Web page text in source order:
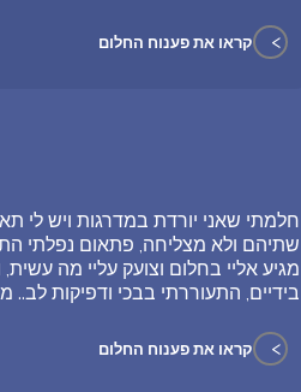
> קראו את פענוח החלום
חלמתי שאני יורדת במדרגות ויש לי
שתיהם ולא מצליחה, פתאום נפלתי
מגיע אליי בחלום וצועק עליי מה
בידיים, התעוררתי בבכי ודפיקות לב..
> קראו את פענוח החלום